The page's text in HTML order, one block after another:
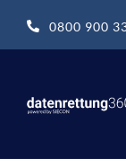
Inhalt
0800 900